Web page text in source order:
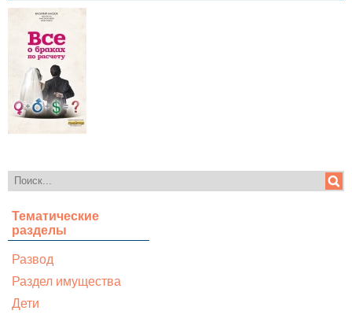
Тематические
разделы
Развод
Раздел имущества
Дети